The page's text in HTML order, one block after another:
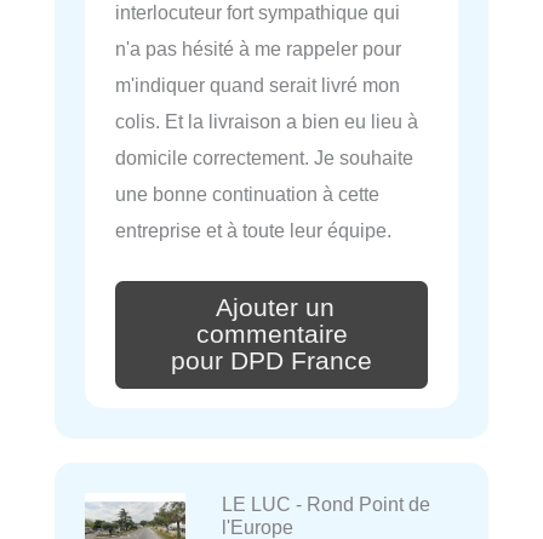
interlocuteur fort sympathique qui
n'a pas hésité à me rappeler pour
m'indiquer quand serait livré mon
colis. Et la livraison a bien eu lieu à
domicile correctement. Je souhaite
une bonne continuation à cette
entreprise et à toute leur équipe.
Ajouter un
commentaire
pour DPD France
LE LUC - Rond Point de
l'Europe